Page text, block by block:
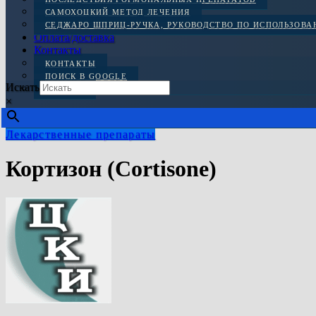
САМОХОЦКИЙ МЕТОД ЛЕЧЕНИЯ
СЕДЖАРО ШПРИЦ-РУЧКА, РУКОВОДСТВО ПО
Оплата/доставка
Контакты
КОНТАКТЫ
ПОИСК В GOOGLE
ОТЗЫВЫ
Искать
×
Лекарственные препараты
Кортизон (Cortisone)